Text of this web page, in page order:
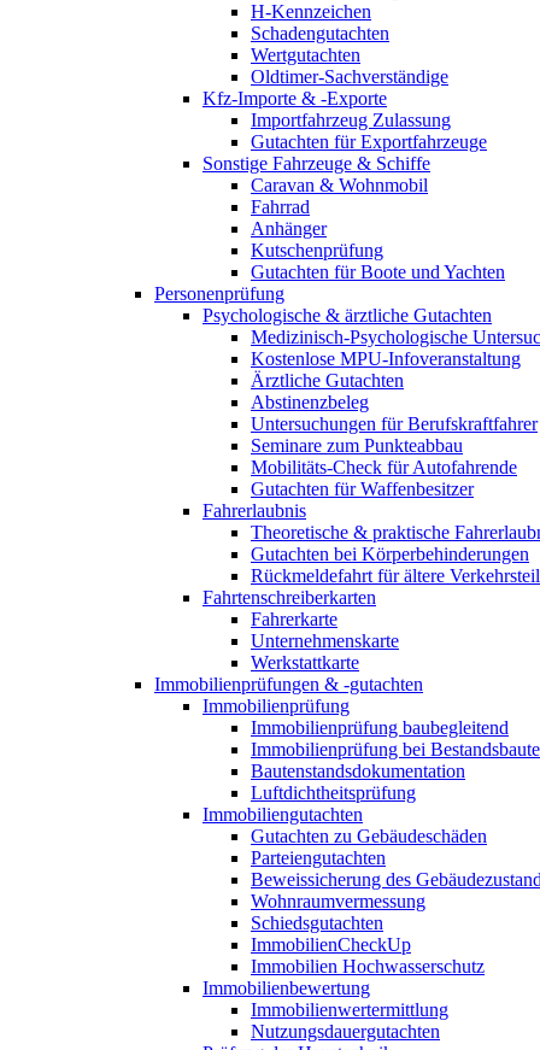
H-Kennzeichen
Schadengutachten
Wertgutachten
Oldtimer-Sachverständige
Kfz-Importe & -Exporte
Importfahrzeug Zulassung
Gutachten für Exportfahrzeuge
Sonstige Fahrzeuge & Schiffe
Caravan & Wohnmobil
Fahrrad
Anhänger
Kutschenprüfung
Gutachten für Boote und Yachten
Personenprüfung
Psychologische & ärztliche Gutachten
Medizinisch-Psychologische
Kostenlose MPU-Infoveranstaltung
Ärztliche Gutachten
Abstinenzbeleg
Untersuchungen für Berufskraftfahrer
Seminare zum Punkteabbau
Mobilitäts-Check für Autofahrende
Gutachten für Waffenbesitzer
Fahrerlaubnis
Theoretische & praktische
Gutachten bei Körperbehinderungen
Rückmeldefahrt für ältere
Fahrtenschreiberkarten
Fahrerkarte
Unternehmenskarte
Werkstattkarte
Immobilienprüfungen & -gutachten
Immobilienprüfung
Immobilienprüfung baubegleitend
Immobilienprüfung bei
Bautenstandsdokumentation
Luftdichtheitsprüfung
Immobiliengutachten
Gutachten zu Gebäudeschäden
Parteiengutachten
Beweissicherung des
Wohnraumvermessung
Schiedsgutachten
ImmobilienCheckUp
Immobilien Hochwasserschutz
Immobilienbewertung
Immobilienwertermittlung
Nutzungsdauergutachten